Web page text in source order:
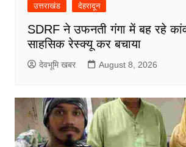
उत्तराखंड देहरादून
SDRF ने उफनती गंगा में बह रहे
साहसिक रेस्क्यू कर बचाया
देवभूमि खबर August 8, 2026